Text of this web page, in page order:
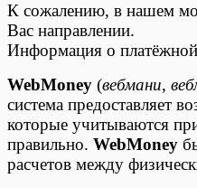
К сожалению, в нашем
Вас направлении.
Информация о платёжной
WebMoney (вебмани,
система предоставляет
которые учитываются
правильно. WebMoney
расчетов между